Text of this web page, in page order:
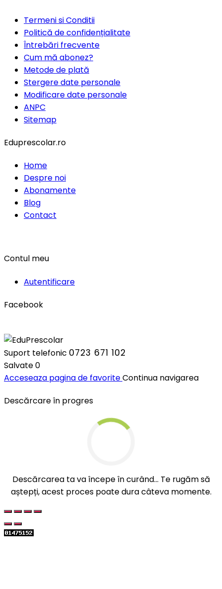
Termeni si Conditii
Politică de confidențialitate
Întrebări frecvente
Cum mă abonez?
Metode de plată
Stergere date personale
Modificare date personale
ANPC
Sitemap
Eduprescolar.ro
Home
Despre noi
Abonamente
Blog
Contact
Contul meu
Autentificare
Facebook
Suport telefonic 0723 671 102
Salvate0
Acceseaza pagina de favoriteContinua navigarea
Descărcare în progres
Descărcarea ta va începe în curând... Te rugăm să
aștepți, acest proces poate dura câteva momente.